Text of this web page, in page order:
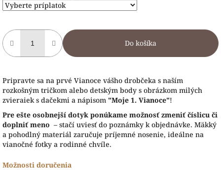
Do košíka
Pripravte sa na prvé Vianoce vášho drobčeka s naším
rozkošným tričkom alebo detským body s obrázkom milých
zvieraiek s dačekmi a nápisom "Moje 1. Vianoce"!
Pre ešte osobnejší dotyk ponúkame možnosť zmeniť číslicu či
doplniť meno – stačí uviesť do poznámky k objednávke. Mäkký
a pohodlný materiál zaručuje príjemné nosenie, ideálne na
vianočné fotky a rodinné chvíle.
Možnosti doručenia